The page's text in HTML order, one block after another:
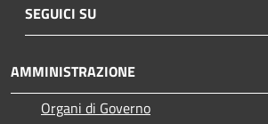
SEGUICI SU
AMMINISTRAZIONE
Organi di Governo